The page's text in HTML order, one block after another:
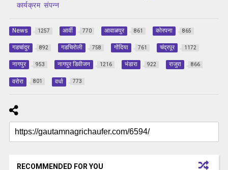
कार्यक्रम संपन्न
News 1257 आर्वी 770 आवाळपुर 861 कोरपना 865
गडचांदुर 892 गडचिरोली 758 गोंदिया 761 चंद्रपूर 1172
नागपुर 953 नागपुर डिवीजन 1216 भंडारा 922 राजुरा 866
वरोरा 801 वर्धा 773
RECOMMENDED FOR YOU